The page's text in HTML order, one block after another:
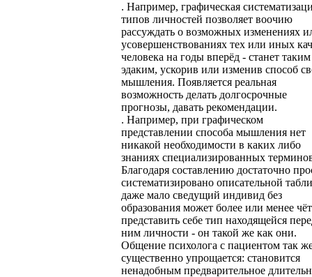
. Например, графическая
типов личностей позволяет воочию
рассуждать о возможных изменениях
усовершенствованиях тех или иных
человека на годы вперёд - станет
эдаким, ускорив или изменив способ
мышления. Появляется реальная
возможность делать долгосрочные
прогнозы, давать рекомендации.
. Например, при графическом
представлении способа мышления нет
никакой необходимости в каких либо
знаниях специализированных
Благодаря составлению достаточно
систематизировано описательной
даже мало сведущий индивид без
образования может более или менее
представить себе тип находящейся
ним личности - он такой же как они.
Общение психолога с пациентом так
существенно упрощается: становится
ненадобным предварительное